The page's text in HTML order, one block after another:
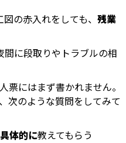
の赤入れをしても、 残業
間に段取りやトラブルの相
票にはまず書かれません。
次のような質問をしてみて
体的に教えてもらう